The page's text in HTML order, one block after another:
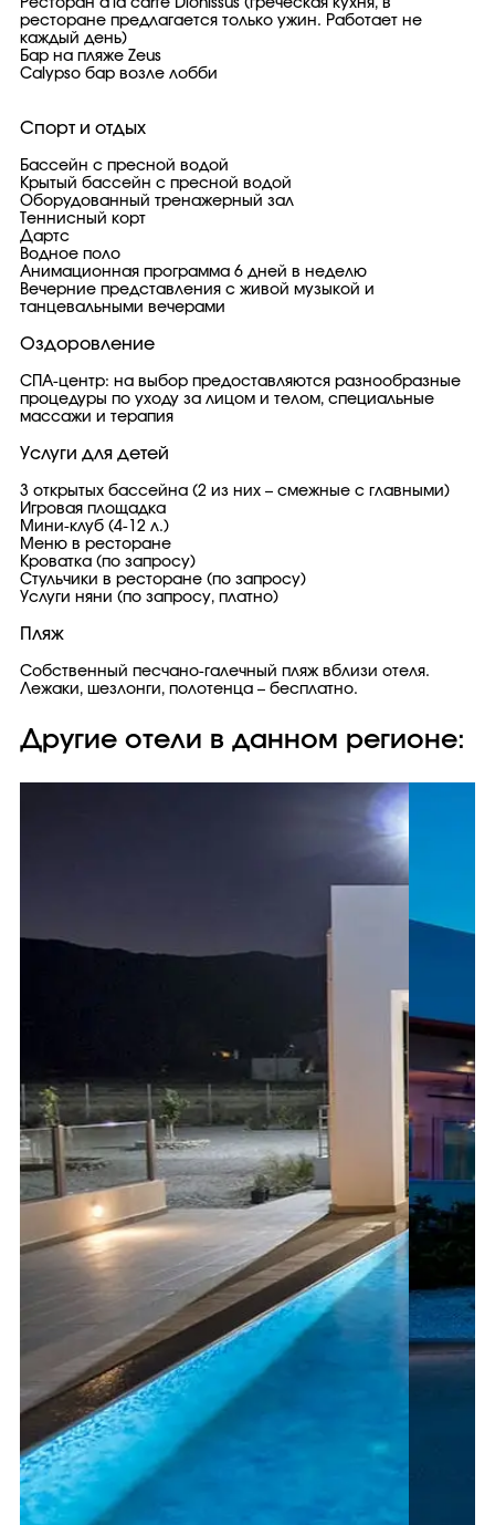
Ресторан a'la carte Dionissus (греческая кухня, в
ресторане предлагается только ужин. Работает не
каждый день)
Бар на пляже Zeus
Calypso бар возле лобби
Спорт и отдых
Бассейн с пресной водой
Крытый бассейн с пресной водой
Оборудованный тренажерный зал
Теннисный корт
Дартс
Водное поло
Анимационная программа 6 дней в неделю
Вечерние представления с живой музыкой и
танцевальными вечерами
Оздоровление
СПА-центр: на выбор предоставляются разнообразные
процедуры по уходу за лицом и телом, специальные
массажи и терапия
Услуги для детей
3 открытых бассейна (2 из них – смежные с главными)
Игровая площадка
Мини-клуб (4-12 л.)
Меню в ресторане
Кроватка (по запросу)
Стульчики в ресторане (по запросу)
Услуги няни (по запросу, платно)
Пляж
Собственный песчано-галечный пляж вблизи отеля.
Лежаки, шезлонги, полотенца – бесплатно.
Другие отели в данном регионе: